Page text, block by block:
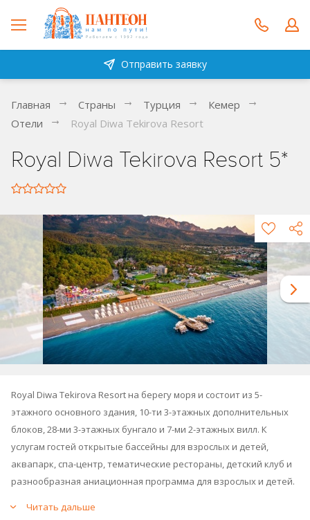
Отправить заявку
Главная Страны Турция
Кемер
Отели
Royal Diwa Tekirova Resort
Royal Diwa Tekirova Resort 5*
Royal Diwa Tekirova Resort на берегу моря и состоит из 5-
этажного основного здания, 10-ти 3-этажных дополнительных
блоков, 28-ми 3-этажных бунгало и 7-ми 2-этажных вилл. К
услугам гостей открытые бассейны для взрослых и детей,
аквапарк, спа-центр, тематические рестораны, детский клуб и
разнообразная аниационная программа для взрослых и детей.
Отель построен в 1995 году, последняя реновация в 2023 году
Читать дальше